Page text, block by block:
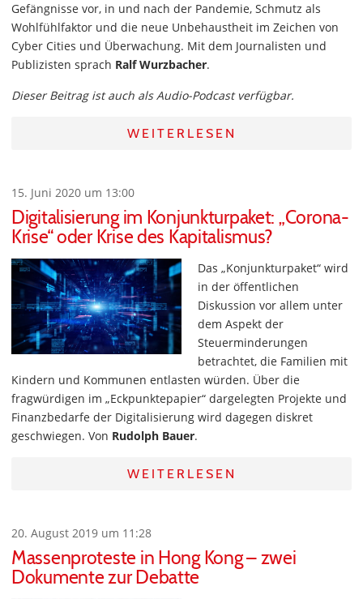
Gefängnisse vor, in und nach der Pandemie, Schmutz als
Wohlfühlfaktor und die neue Unbehaustheit im Zeichen von
Cyber Cities und Überwachung. Mit dem Journalisten und
Publizisten sprach Ralf Wurzbacher.
Dieser Beitrag ist auch als Audio-Podcast verfügbar.
WEITERLESEN
15. Juni 2020 um 13:00
Digitalisierung im Konjunkturpaket: „Corona-
Krise“ oder Krise des Kapitalismus?
Das „Konjunkturpaket“ wird
in der öffentlichen
Diskussion vor allem unter
dem Aspekt der
Steuerminderungen
betrachtet, die Familien mit
Kindern und Kommunen entlasten würden. Über die
fragwürdigen im „Eckpunktepapier“ dargelegten Projekte und
Finanzbedarfe der Digitalisierung wird dagegen diskret
geschwiegen. Von Rudolph Bauer.
WEITERLESEN
20. August 2019 um 11:28
Massenproteste in Hong Kong – zwei
Dokumente zur Debatte